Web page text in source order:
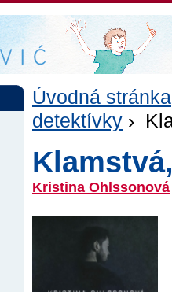
Úvodná stránka
detektívky ›
Kristina Ohlssonová